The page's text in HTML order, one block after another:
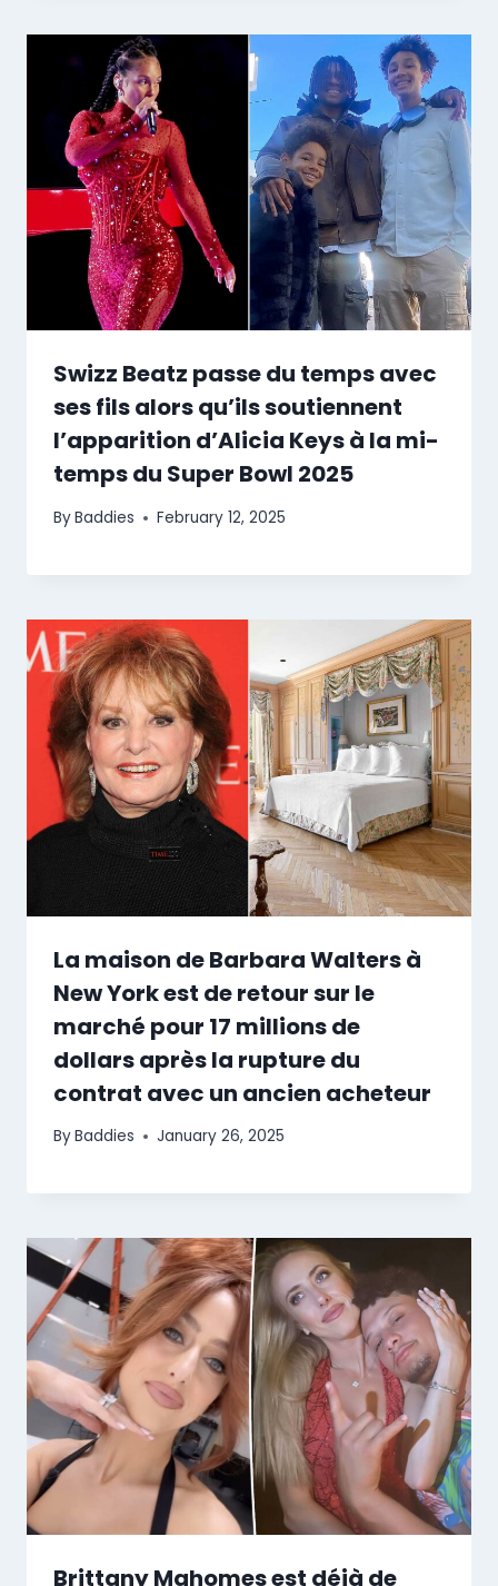
Swizz Beatz passe du temps avec
ses fils alors qu’ils soutiennent
l’apparition d’Alicia Keys à la mi-
temps du Super Bowl 2025
ByBaddies February 12, 2025
La maison de Barbara Walters à
New York est de retour sur le
marché pour 17 millions de
dollars après la rupture du
contrat avec un ancien acheteur
ByBaddies January 26, 2025
Brittany Mahomes est déjà de